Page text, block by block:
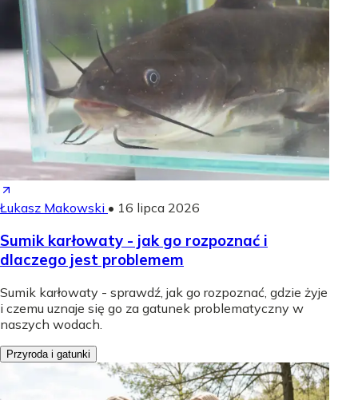
Łukasz Makowski • 16 lipca 2026
Sumik karłowaty - jak go rozpoznać i
dlaczego jest problemem
Sumik karłowaty - sprawdź, jak go rozpoznać, gdzie żyje
i czemu uznaje się go za gatunek problematyczny w
naszych wodach.
Przyroda i gatunki